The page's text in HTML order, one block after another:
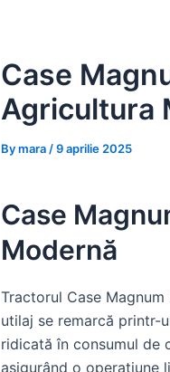
Case
Agricultura
Bymara /9 aprilie 2025
Case
Modernă
Tractorul Case
utilaj se remarcă printr-
ridicată în consumul de
asigurând o operațiune